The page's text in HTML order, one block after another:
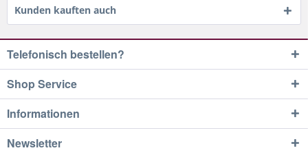
Kunden kauften auch
Telefonisch bestellen?
Shop Service
Informationen
Newsletter